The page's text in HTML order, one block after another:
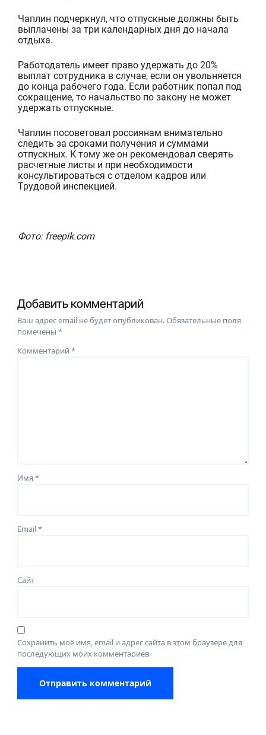
Чаплин подчеркнул, что отпускные должны быть
выплачены за три календарных дня до начала
отдыха.
Работодатель имеет право удержать до 20%
выплат сотрудника в случае, если он увольняется
до конца рабочего года. Если работник попал под
сокращение, то начальство по закону не может
удержать отпускные.
Чаплин посоветовал россиянам внимательно
следить за сроками получения и суммами
отпускных. К тому же он рекомендовал сверять
расчетные листы и при необходимости
консультироваться с отделом кадров или
Трудовой инспекцией.
Фото: freepik.com
Добавить комментарий
Ваш адрес email не будет опубликован.Обязательные поля
помечены*
Комментарий*
Имя*
Email*
Сайт
Сохранить моё имя, email и адрес сайта в этом браузере для
последующих моих комментариев.